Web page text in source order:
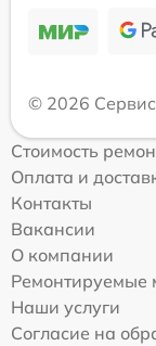
© 2026
Стоимость
Оплата и
Контакты
Вакансии
О компании
Ремонтируемые
Наши услуги
Согласие на